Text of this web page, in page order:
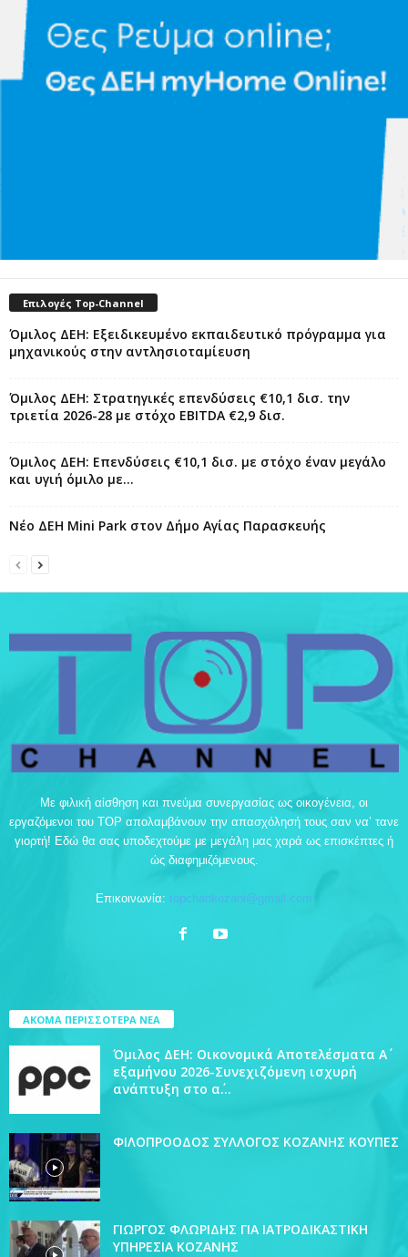
Επιλογές Top-Channel
Όμιλος ΔΕΗ: Εξειδικευμένο εκπαιδευτικό πρόγραμμα για
μηχανικούς στην αντλησιοταμίευση
Όμιλος ΔΕΗ: Στρατηγικές επενδύσεις €10,1 δισ. την
τριετία 2026-28 με στόχο EBITDA €2,9 δισ.
Όμιλος ΔΕΗ: Επενδύσεις €10,1 δισ. με στόχο έναν μεγάλο
και υγιή όμιλο με...
Νέο ΔΕΗ Mini Park στον Δήμο Αγίας Παρασκευής
Με φιλική αίσθηση και πνεύμα συνεργασίας ως οικογένεια, οι
εργαζόμενοι του TOP απολαμβάνουν την απασχόλησή τους σαν να’ τανε
γιορτή! Εδώ θα σας υποδεχτούμε με μεγάλη μας χαρά ως επισκέπτες ή
ώς διαφημιζόμενους.
Επικοινωνία: topchankozani@gmail.com
ΑΚΟΜΑ ΠΕΡΙΣΣΟΤΕΡΑ ΝΕΑ
Όμιλος ΔΕΗ: Οικονομικά Αποτελέσματα Α΄
εξαμήνου 2026-Συνεχιζόμενη ισχυρή
ανάπτυξη στο α΄...
ΦΙΛΟΠΡΟΟΔΟΣ ΣΥΛΛΟΓΟΣ ΚΟΖΑΝΗΣ ΚΟΥΠΕΣ
ΓΙΩΡΓΟΣ ΦΛΩΡΙΔΗΣ ΓΙΑ ΙΑΤΡΟΔΙΚΑΣΤΙΚΗ
ΥΠΗΡΕΣΙΑ ΚΟΖΑΝΗΣ